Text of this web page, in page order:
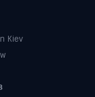
Kiev